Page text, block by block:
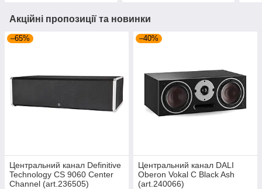
Акційні пропозиції та новинки
–65%
Центральний канал Definitive
Technology CS 9060 Center
Channel (art.236505)
–40%
Центральний канал DALI
Oberon Vokal C Black Ash
(art.240066)